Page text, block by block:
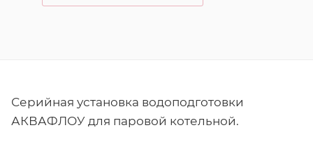
Серийная установка водоподготовки
АКВАФЛОУ для паровой котельной.